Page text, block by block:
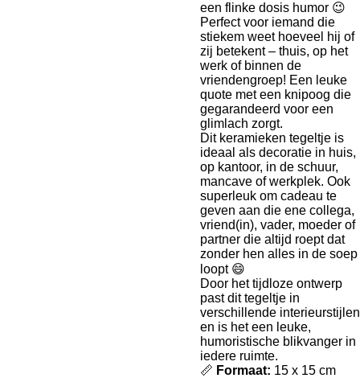
een flinke dosis humor 😉
Perfect voor iemand die
stiekem weet hoeveel hij of
zij betekent – thuis, op het
werk of binnen de
vriendengroep! Een leuke
quote met een knipoog die
gegarandeerd voor een
glimlach zorgt.
Dit keramieken tegeltje is
ideaal als decoratie in huis,
op kantoor, in de schuur,
mancave of werkplek. Ook
superleuk om cadeau te
geven aan die ene collega,
vriend(in), vader, moeder of
partner die altijd roept dat
zonder hen alles in de soep
loopt 😄
Door het tijdloze ontwerp
past dit tegeltje in
verschillende interieurstijlen
en is het een leuke,
humoristische blikvanger in
iedere ruimte.
📏 Formaat: 15 x 15 cm